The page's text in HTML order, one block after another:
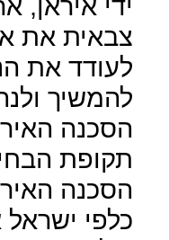
צבאית את
לעודד את
להמשיך
הסכנה
תקופת
הסכנה
כלפי